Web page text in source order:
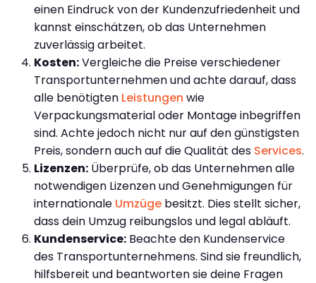
einen Eindruck von der Kundenzufriedenheit und
kannst einschätzen, ob das Unternehmen
zuverlässig arbeitet.
Kosten:Vergleiche die Preise verschiedener
Transportunternehmen und achte darauf, dass
alle benötigten Leistungen wie
Verpackungsmaterial oder Montage inbegriffen
sind. Achte jedoch nicht nur auf den günstigsten
Preis, sondern auch auf die Qualität des Services.
Lizenzen: Überprüfe, ob das Unternehmen alle
notwendigen Lizenzen und Genehmigungen für
internationale Umzüge besitzt. Dies stellt sicher,
dass dein Umzug reibungslos und legal abläuft.
Kundenservice: Beachte den Kundenservice
des Transportunternehmens. Sind sie freundlich,
hilfsbereit und beantworten sie deine Fragen